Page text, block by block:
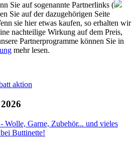
Sie auf sogenannte Partnerlinks (
Sie auf der dazugehörigen Seite
sie hier etwas kaufen, so erhalten wir
nachteilige Wirkung auf dem Preis,
Partnerprogramme können Sie in
mehr lesen.
Wolle, Garne, Zubehör... und vieles
Buttinette!